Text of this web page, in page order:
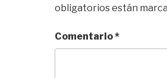
obligatorios están
Comentario*